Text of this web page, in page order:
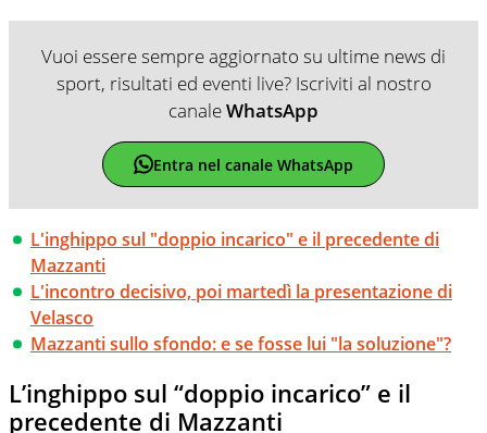
Vuoi essere sempre aggiornato su ultime news di
sport, risultati ed eventi live? Iscriviti al nostro
canaleWhatsApp
Entra nel canale WhatsApp
L'inghippo sul "doppio incarico" e il precedente di
Mazzanti
L'incontro decisivo, poi martedì la presentazione di
Velasco
Mazzanti sullo sfondo: e se fosse lui "la soluzione"?
L’inghippo sul “doppio incarico” e il
precedente di Mazzanti